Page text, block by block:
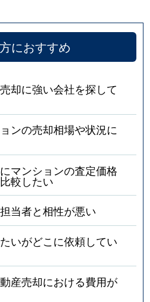
におすすめ
却に強い会社を探して
ンの売却相場や状況に
マンションの査定価格
較したい
当者と相性が悪い
いがどこに依頼してい
産売却における費用が